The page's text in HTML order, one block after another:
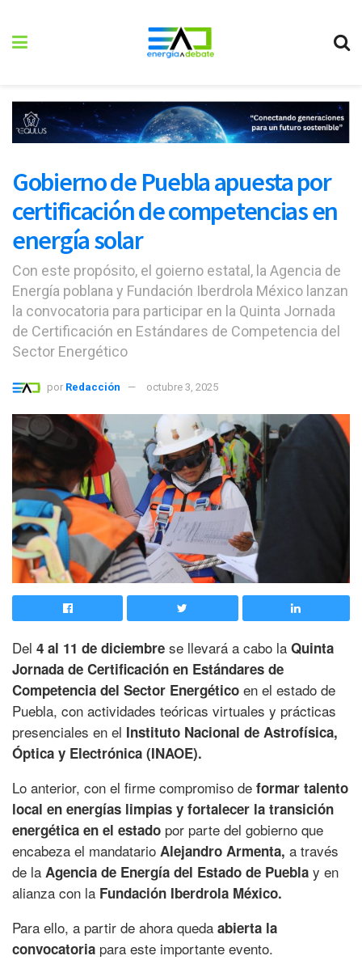
Gobierno de Puebla apuesta por
certificación de competencias en
energía solar
Con este propósito, el goierno estatal, la Agencia de
Energía poblana y Fundación Iberdrola México lanzan
la convocatoria para participar en la Quinta Jornada
de Certificación en Estándares de Competencia del
Sector Energético
por Redacción octubre 3, 2025
Del 4 al 11 de diciembre se llevará a cabo la Quinta
Jornada de Certificación en Estándares de
Competencia del Sector Energético en el estado de
Puebla, con actividades teóricas virtuales y prácticas
presenciales en el Instituto Nacional de Astrofísica,
Óptica y Electrónica (INAOE).
Lo anterior, con el firme compromiso de formar talento
local en energías limpias y fortalecer la transición
energética en el estado por parte del gobierno que
encabeza el mandatario Alejandro Armenta, a través
de la Agencia de Energía del Estado de Puebla y en
alianza con la Fundación Iberdrola México.
Para ello, a partir de ahora queda abierta la
convocatoria para este importante evento.